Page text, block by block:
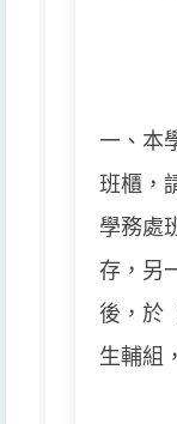
一、本
班櫃，
學務處
存，另
後，於
生輔組